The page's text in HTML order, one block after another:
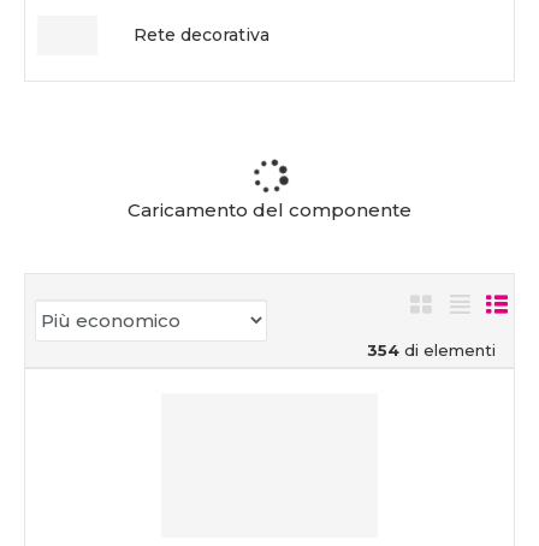
Rete decorativa
Caricamento del componente
354 di elementi